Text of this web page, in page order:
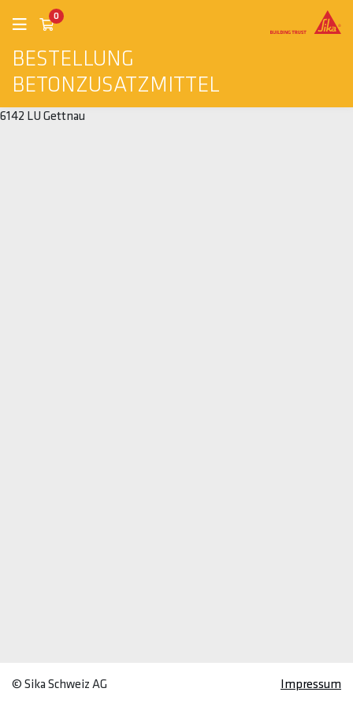
BESTELLUNG
BETONZUSATZMITTEL
0
6142 LU Gettnau
© Sika Schweiz AG Impressum